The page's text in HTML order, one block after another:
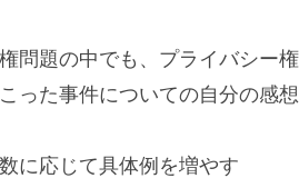
問題の中でも、プライバシー
った事件についての自分の感想
に応じて具体例を増やす